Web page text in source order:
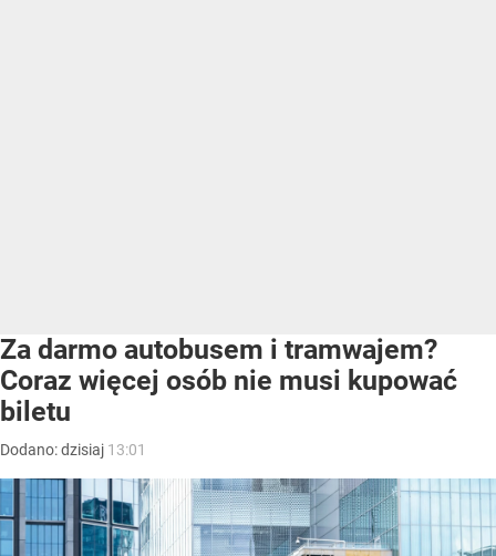
Za darmo autobusem i tramwajem?
Coraz więcej osób nie musi kupować
biletu
Dodano:dzisiaj 13:01